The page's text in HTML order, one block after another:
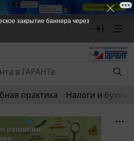
практика Налоги и
закрытие баннера через